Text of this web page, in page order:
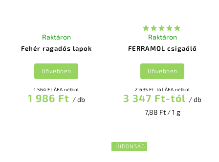
Fehér ragadós lapok
Raktáron
1 564 Ft ÁFA nélkül
1 986 Ft / db
Bővebben
FERRAMOL csigaölő
Raktáron
2 635 Ft-tól ÁFA nélkül
3 347 Ft-tól / db
7,88 Ft / 1 g
Bővebben
ÚJDONSÁG